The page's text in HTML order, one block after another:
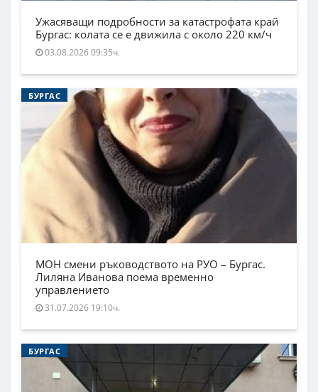
Ужасяващи подробности за катастрофата край
Бургас: колата се е движила с около 220 км/ч
03.08.2026 09:35ч.
БУРГАС
МОН смени ръководството на РУО – Бургас.
Лиляна Иванова поема временно
управлението
31.07.2026 19:10ч.
БУРГАС